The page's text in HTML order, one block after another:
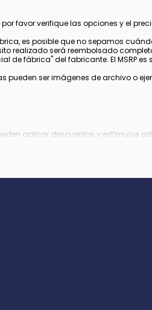
favor verifique las opciones y el
es posible que no sepamos
realizado será reembolsado
fábrica" del fabricante. El MSRP
ser imágenes de archivo o
aplicar descuentos y estímulos
cuales pueden variar o expirar.